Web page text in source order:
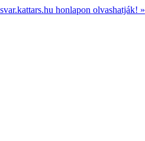
honlapon olvashatják! »